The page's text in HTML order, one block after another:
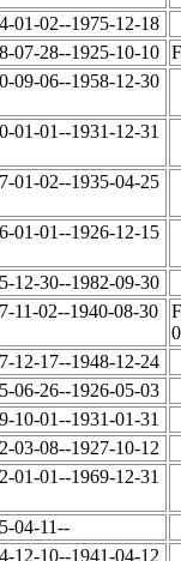
01-02--1975-12-18
07-28--1925-10-10
09-06--1958-12-30
01-01--1931-12-31
01-02--1935-04-25
01-01--1926-12-15
12-30--1982-09-30
11-02--1940-08-30
12-17--1948-12-24
06-26--1926-05-03
10-01--1931-01-31
03-08--1927-10-12
01-01--1969-12-31
04-11--
12-10--1941-04-12